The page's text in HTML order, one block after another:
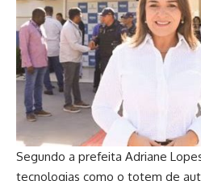
Segundo a prefeita Adriane
tecnologias como o totem de